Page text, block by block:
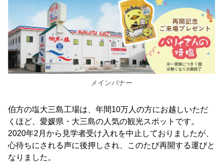
メインバナー
伯方の塩大三島工場は、年間10万人の方にお越しいただ
くほど、愛媛県・大三島の人気の観光スポットです。
2020年2月から見学者受け入れを中止しておりましたが、
心待ちにされる声に後押しされ、このたび再開する運びと
なりました。